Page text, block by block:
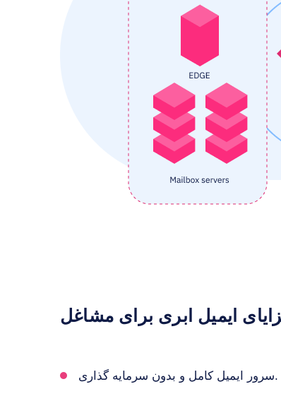
ایمیل ابری برای مشاغل
سرور ایمیل کامل و بدون سرمایه گذاری.